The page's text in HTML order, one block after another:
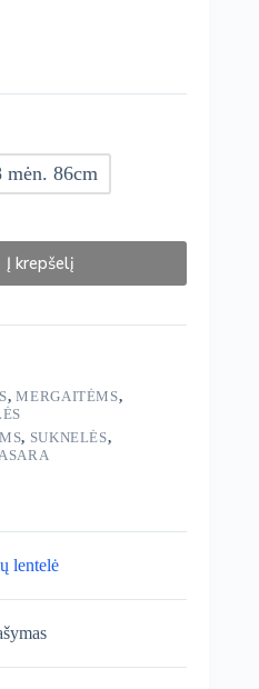
mėn. 86cm
Į krepšelį
,MERGAITĖMS,
, SUKNELĖS,
lentelė